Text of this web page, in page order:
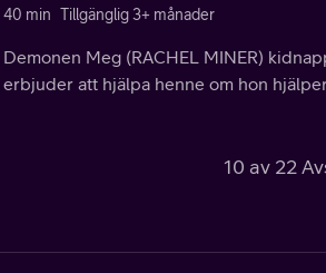
40 min Tillgänglig 3+ månader
Demonen Meg (RACHEL MINER)
erbjuder att hjälpa henne om hon
10 av 22